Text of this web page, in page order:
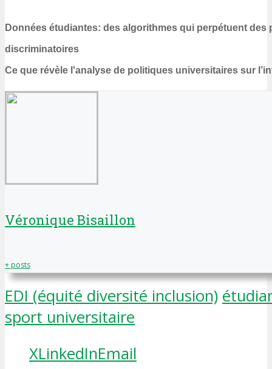
Données étudiantes: des algorithmes qui perpétuent des
discriminatoires
Ce que révèle l'analyse de politiques universitaires sur
Véronique Bisaillon
+ posts
EDI (équité diversité inclusion)
sport universitaire
XLinkedInEmail